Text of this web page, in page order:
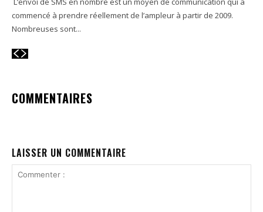
commencé à prendre réellement de l’ampleur à partir de 2009.
Nombreuses sont...
COMMENTAIRES
LAISSER UN COMMENTAIRE